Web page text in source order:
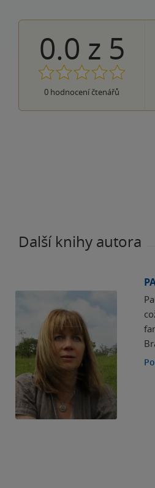
0.0 z 5
0 hodnocení čtenářů
Další knihy autora